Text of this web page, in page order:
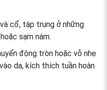
cổ, tập trung ở những
sạm nám.
động tròn hoặc vỗ nhẹ
da, kích thích tuần hoàn